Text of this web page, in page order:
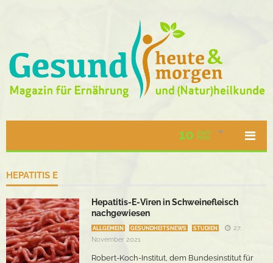
10 STAFF
PICKS
HEPATITIS E
Hepatitis-E-Viren in Schweinefleisch
nachgewiesen
ALLGEMEIN GESUNDHEITSNEWS STUDIEN
27.
November 2021
Robert-Koch-Institut, dem Bundesinstitut für